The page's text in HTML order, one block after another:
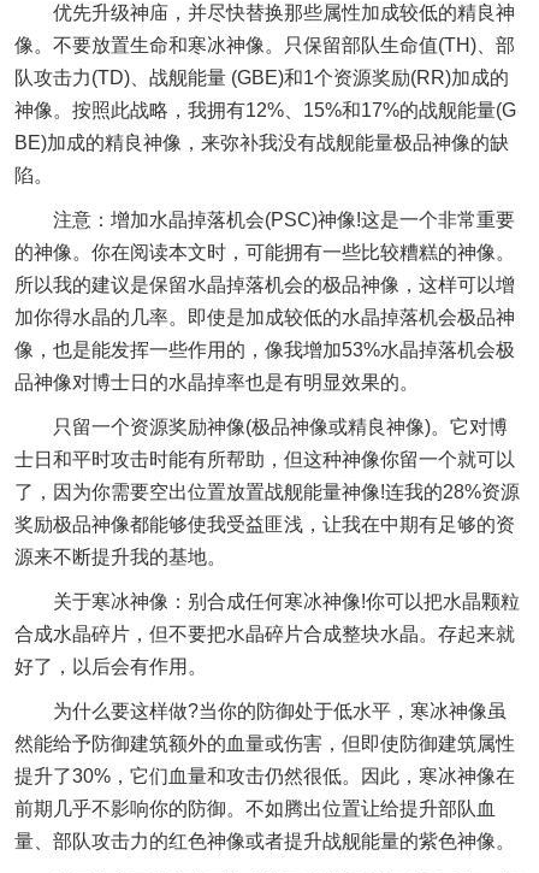
优先升级神庙，并尽快替换那些属性加成较低的精良神
像。不要放置生命和寒冰神像。只保留部队生命值(TH)、部
队攻击力(TD)、战舰能量 (GBE)和1个资源奖励(RR)加成的
神像。按照此战略，我拥有12%、15%和17%的战舰能量(G
BE)加成的精良神像，来弥补我没有战舰能量极品神像的缺
陷。
注意：增加水晶掉落机会(PSC)神像!这是一个非常重要
的神像。你在阅读本文时，可能拥有一些比较糟糕的神像。
所以我的建议是保留水晶掉落机会的极品神像，这样可以增
加你得水晶的几率。即使是加成较低的水晶掉落机会极品神
像，也是能发挥一些作用的，像我增加53%水晶掉落机会极
品神像对博士日的水晶掉率也是有明显效果的。
只留一个资源奖励神像(极品神像或精良神像)。它对博
士日和平时攻击时能有所帮助，但这种神像你留一个就可以
了，因为你需要空出位置放置战舰能量神像!连我的28%资源
奖励极品神像都能够使我受益匪浅，让我在中期有足够的资
源来不断提升我的基地。
关于寒冰神像：别合成任何寒冰神像!你可以把水晶颗粒
合成水晶碎片，但不要把水晶碎片合成整块水晶。存起来就
好了，以后会有作用。
为什么要这样做?当你的防御处于低水平，寒冰神像虽
然能给予防御建筑额外的血量或伤害，但即使防御建筑属性
提升了30%，它们血量和攻击仍然很低。因此，寒冰神像在
前期几乎不影响你的防御。不如腾出位置让给提升部队血
量、部队攻击力的红色神像或者提升战舰能量的紫色神像。